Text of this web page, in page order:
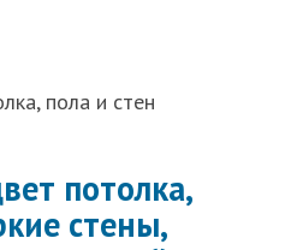
пола и стен
потолка,
стены,